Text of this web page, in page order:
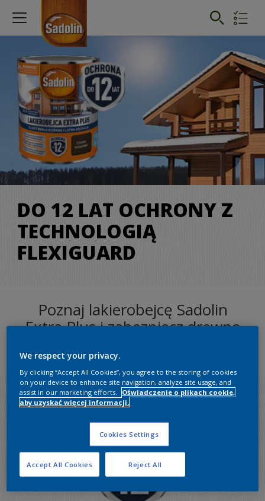
DO 12 LAT OCHRONY Z
TECHNOLOGIĄ
FLEXIGUARD
Poznaj lakierobejcę Sadolin
Extra Plus i zabezpiecz drewno
We respect your privacy.
By clicking “Accept All Cookies”, you agree to the storing of cookies
on your device to enhance site navigation, analyze site usage, and
assist in our marketing efforts.
Oświadczenie o plikach cookie,
aby uzyskać więcej informacji.
Cookies Settings
Reject All
Accept All Cookies